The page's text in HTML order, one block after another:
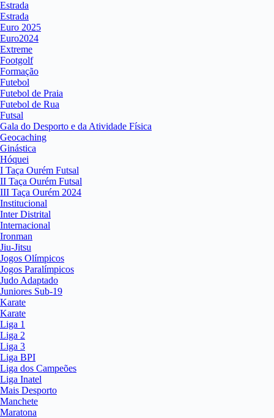
Estrada
Estrada
Euro 2025
Euro2024
Extreme
Footgolf
Formação
Futebol
Futebol de Praia
Futebol de Rua
Futsal
Gala do Desporto e da Atividade Física
Geocaching
Ginástica
Hóquei
I Taça Ourém Futsal
II Taça Ourém Futsal
III Taça Ourém 2024
Institucional
Inter Distrital
Internacional
Ironman
Jiu-Jitsu
Jogos Olímpicos
Jogos Paralímpicos
Judo Adaptado
Juniores Sub-19
Karate
Karate
Liga 1
Liga 2
Liga 3
Liga BPI
Liga dos Campeões
Liga Inatel
Mais Desporto
Manchete
Maratona